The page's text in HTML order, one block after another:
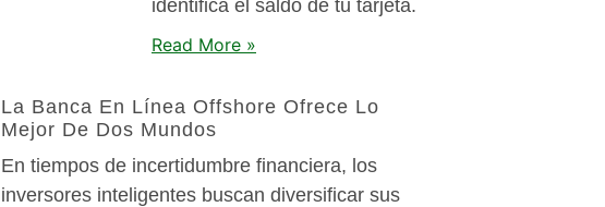
identifica el saldo de tu tarjeta.
Read More »
La Banca En Línea Offshore Ofrece Lo
Mejor De Dos Mundos
En tiempos de incertidumbre financiera, los
inversores inteligentes buscan diversificar sus